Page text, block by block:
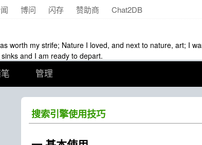
博问 闪存 赞助商 Chat2DB
worth my strife; Nature I loved, and next to nature, art; I
and I am ready to depart.
管理
搜索引擎使用技巧